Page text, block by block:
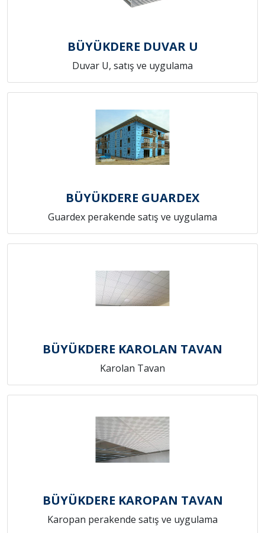
BÜYÜKDERE DUVAR U
Duvar U, satış ve uygulama
BÜYÜKDERE GUARDEX
Guardex perakende satış ve uygulama
BÜYÜKDERE KAROLAN TAVAN
Karolan Tavan
BÜYÜKDERE KAROPAN TAVAN
Karopan perakende satış ve uygulama